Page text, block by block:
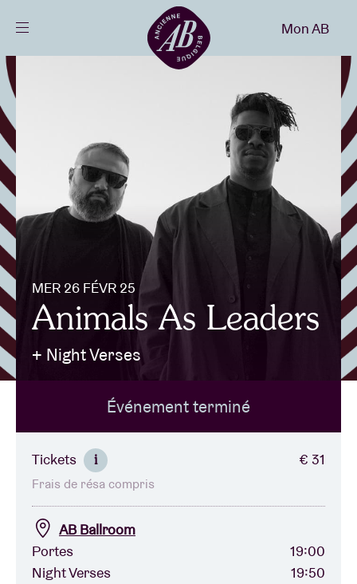
FR
Projets
Actualités
Infos visiteurs
AB ❤ you
Location de salles
BRDCST
ABtv
Chèque-concert
Mon AB
MER 26 FÉVR 25
Animals As Leaders
+ Night Verses
Événement terminé
Tickets i € 31
Frais de résa compris
AB Ballroom
Portes
19:00
Night Verses
19:50